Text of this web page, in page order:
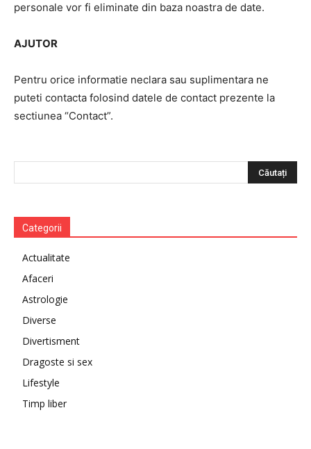
personale vor fi eliminate din baza noastra de date.
AJUTOR
Pentru orice informatie neclara sau suplimentara ne
puteti contacta folosind datele de contact prezente la
sectiunea “Contact”.
Categorii
Actualitate
Afaceri
Astrologie
Diverse
Divertisment
Dragoste si sex
Lifestyle
Timp liber